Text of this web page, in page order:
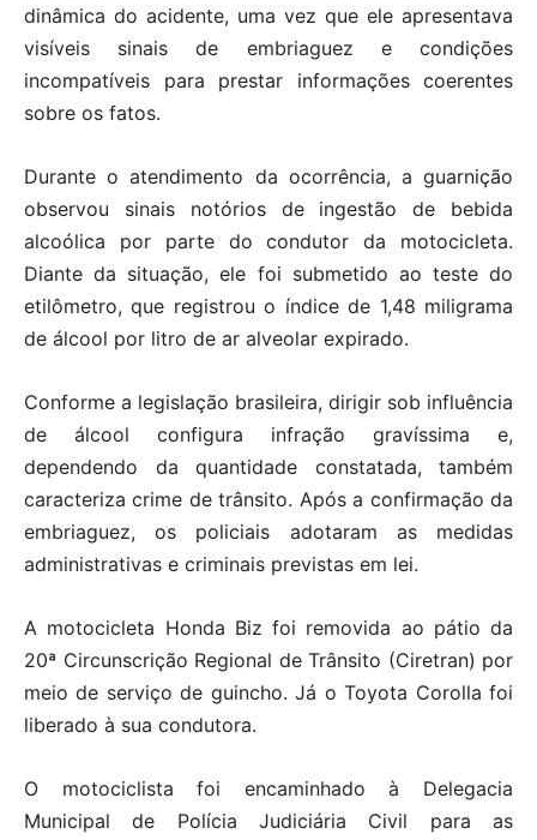
dinâmica do acidente, uma vez que ele apresentava
visíveis sinais de embriaguez e condições
incompatíveis para prestar informações coerentes
sobre os fatos.
Durante o atendimento da ocorrência, a guarnição
observou sinais notórios de ingestão de bebida
alcoólica por parte do condutor da motocicleta.
Diante da situação, ele foi submetido ao teste do
etilômetro, que registrou o índice de 1,48 miligrama
de álcool por litro de ar alveolar expirado.
Conforme a legislação brasileira, dirigir sob influência
de álcool configura infração gravíssima e,
dependendo da quantidade constatada, também
caracteriza crime de trânsito. Após a confirmação da
embriaguez, os policiais adotaram as medidas
administrativas e criminais previstas em lei.
A motocicleta Honda Biz foi removida ao pátio da
20ª Circunscrição Regional de Trânsito (Ciretran) por
meio de serviço de guincho. Já o Toyota Corolla foi
liberado à sua condutora.
O motociclista foi encaminhado à Delegacia
Municipal de Polícia Judiciária Civil para as